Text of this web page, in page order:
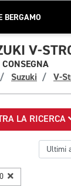
BERGAMO
V-
Suzuki V-
LA RICERCA